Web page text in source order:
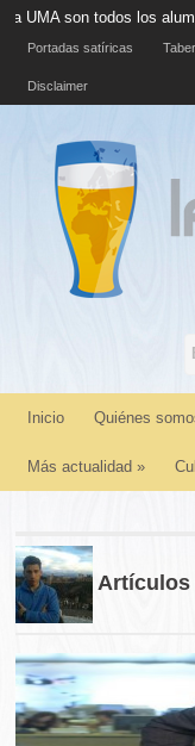
todos los alumnos de la
Portadas satíricas
Disclaimer
Inicio Quiénes
Más actualidad »
Artículos